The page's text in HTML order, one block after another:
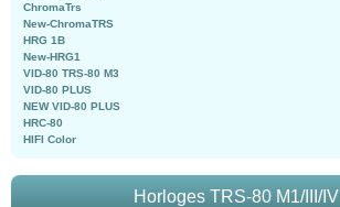
ChromaTrs
New-ChromaTRS
HRG 1B
New-HRG1
VID-80 TRS-80 M3
VID-80 PLUS
NEW VID-80 PLUS
HRC-80
HIFI Color
Horloges TRS-80 M1/III/IV